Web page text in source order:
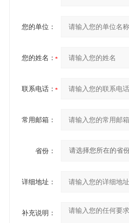
您的单位：
您的姓名：
联系电话：
常用邮箱：
省份：
详细地址：
补充说明：